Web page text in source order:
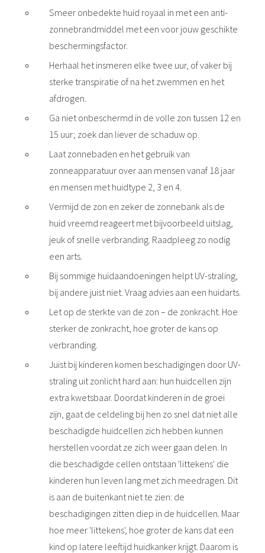
Smeer onbedekte huid royaal in met een anti-
zonnebrandmiddel met een voor jouw geschikte
beschermingsfactor.
Herhaal het insmeren elke twee uur, of vaker bij
sterke transpiratie of na het zwemmen en het
afdrogen.
Ga niet onbeschermd in de volle zon tussen 12 en
15 uur; zoek dan liever de schaduw op.
Laat zonnebaden en het gebruik van
zonneapparatuur over aan mensen vanaf 18 jaar
en mensen met huidtype 2, 3 en 4.
Vermijd de zon en zeker de zonnebank als de
huid vreemd reageert met bijvoorbeeld uitslag,
jeuk of snelle verbranding. Raadpleeg zo nodig
een arts.
Bij sommige huidaandoeningen helpt UV-straling,
bij andere juist niet. Vraag advies aan een huidarts.
Let op de sterkte van de zon – de zonkracht. Hoe
sterker de zonkracht, hoe groter de kans op
verbranding.
Juist bij kinderen komen beschadigingen door UV-
straling uit zonlicht hard aan: hun huidcellen zijn
extra kwetsbaar. Doordat kinderen in de groei
zijn, gaat de celdeling bij hen zo snel dat niet alle
beschadigde huidcellen zich hebben kunnen
herstellen voordat ze zich weer gaan delen. In
die beschadigde cellen ontstaan 'littekens' die
kinderen hun leven lang met zich meedragen. Dit
is aan de buitenkant niet te zien: de
beschadigingen zitten diep in de huidcellen. Maar
hoe meer 'littekens', hoe groter de kans dat een
kind op latere leeftijd huidkanker krijgt. Daarom is